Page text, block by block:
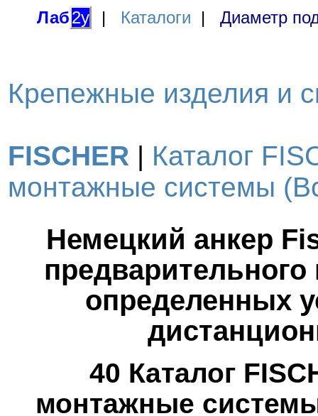
Лаб2у | Каталоги | Диаметр
Крепежные изделия и
FISCHER | Каталог
монтажные системы
Немецкий анкер
определенных
40 Каталог
монтажные